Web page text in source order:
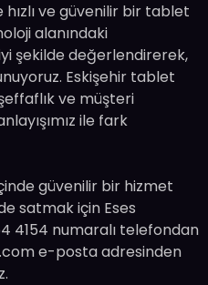
ve güvenilir bir tablet
alanındaki
şekilde değerlendirerek,
Eskişehir tablet
ve müşteri
ile fark
güvenilir bir hizmet
satmak için Eses
4154 numaralı telefondan
e-posta adresinden